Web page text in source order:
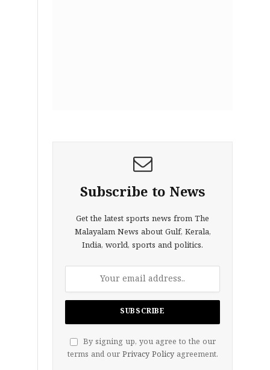
Subscribe to News
Get the latest sports news from The
Malayalam News about Gulf, Kerala,
India, world, sports and politics.
By signing up, you agree to the our
terms and our Privacy Policyagreement.